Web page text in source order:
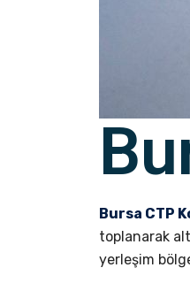
Bursa CTP
toplanarak
yerleşim